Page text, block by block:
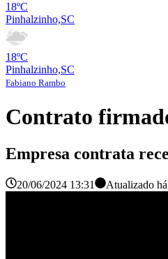
18ºC
Pinhalzinho,SC
18ºC
Pinhalzinho,SC
Fabiano Rambo
Contrato
Empresa contrata
20/06/2024 13:31 Atualizado há